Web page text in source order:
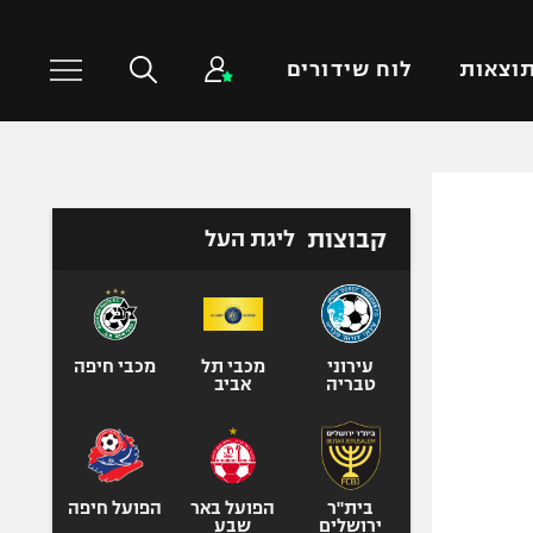
תוצאות לוח שידורים
טניס
כדורעף
ספורט אולימפי
קבוצות ליגת העל
עירוני
טבריה
מכבי תל
אביב
מכבי חיפה
בית"ר
ירושלים
הפועל באר
שבע
הפועל חיפה